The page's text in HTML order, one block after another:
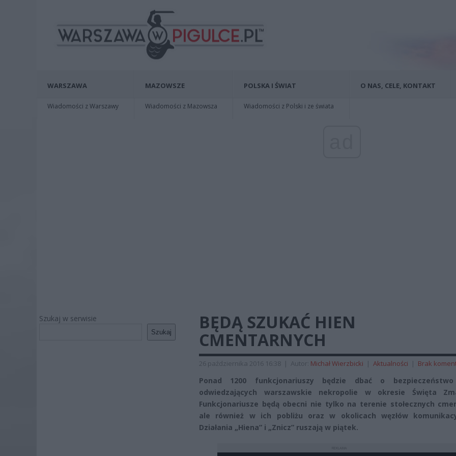
WARSZAWA
Wiadomości z Warszawy
MAZOWSZE
Wiadomości z Mazowsza
POLSKA I ŚWIAT
Wiadomości z Polski i ze świata
O NAS, CELE, KONTAKT
Szukaj w serwisie
Szukaj
BĘDĄ SZUKAĆ HIEN
CMENTARNYCH
26 października 2016 16:38 | Autor: Michał Wierzbicki | Aktualności | Brak
Ponad 1200 funkcjonariuszy będzie dbać o
odwiedzających warszawskie nekropolie w okresie Święta
Funkcjonariusze będą obecni nie tylko na terenie stołecznych
ale również w ich pobliżu oraz w okolicach węzłów
Działania „Hiena” i „Znicz” ruszają w piątek.